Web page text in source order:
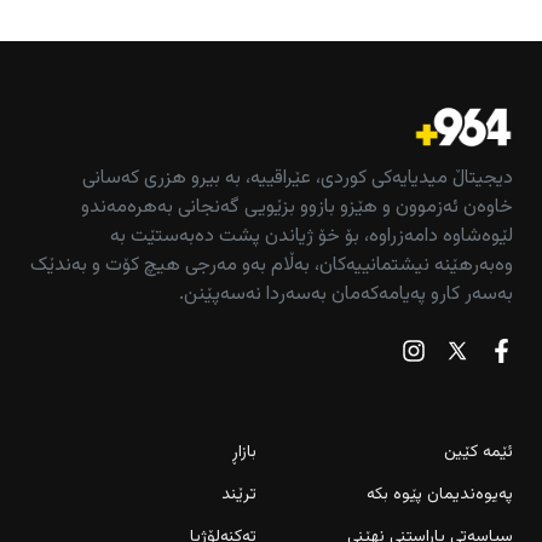
دیجیتاڵ میدیایەکی کوردی، عێراقییە، بە بیرو هزری کەسانی
خاوەن ئەزموون و هێزو بازوو بزێویی گەنجانی بەهرەمەندو
لێوەشاوە دامەزراوە، بۆ خۆ ژیاندن پشت دەبەستێت بە
وەبەرهێنە نیشتمانییەکان، بەڵام بەو مەرجی هیچ کۆت و بەندێک
بەسەر کارو پەیامەکەمان بەسەردا نەسەپێنن.
ئێمە کێین
پەیوەندیمان پێوە بکە
بازاڕ
ترێند